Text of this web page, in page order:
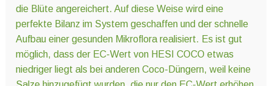
die Blüte angereichert. Auf diese Weise wird eine
perfekte Bilanz im System geschaffen und der schnelle
Aufbau einer gesunden Mikroflora realisiert. Es ist gut
möglich, dass der EC-Wert von HESI COCO etwas
niedriger liegt als bei anderen Coco-Düngern, weil keine